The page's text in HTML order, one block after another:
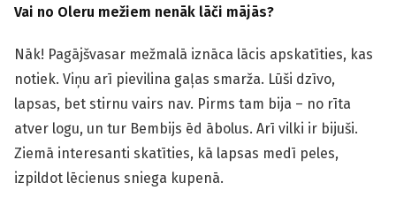
Vai no Oleru mežiem nenāk lāči mājās?
Nāk! Pagājšvasar mežmalā iznāca lācis apskatīties, kas
notiek. Viņu arī pievilina gaļas smarža. Lūši dzīvo,
lapsas, bet stirnu vairs nav. Pirms tam bija – no rīta
atver logu, un tur Bembijs ēd ābolus. Arī vilki ir bijuši.
Ziemā interesanti skatīties, kā lapsas medī peles,
izpildot lēcienus sniega kupenā.